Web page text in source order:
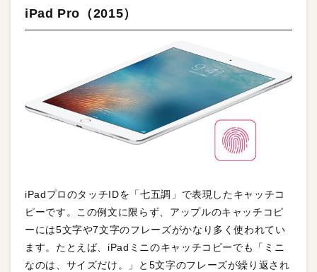
iPad Pro（2015）
iPadプロのタッチIDを「七五調」で表現したキャッチコ
ピーです。この例文に限らず、アップルのキャッチコピ
ーには5文字や7文字のフレーズがかなり多く使われてい
ます。たとえば、iPadミニのキャッチコピーでも「ミニ
なのは、サイズだけ。」と5文字のフレーズが繰り返され